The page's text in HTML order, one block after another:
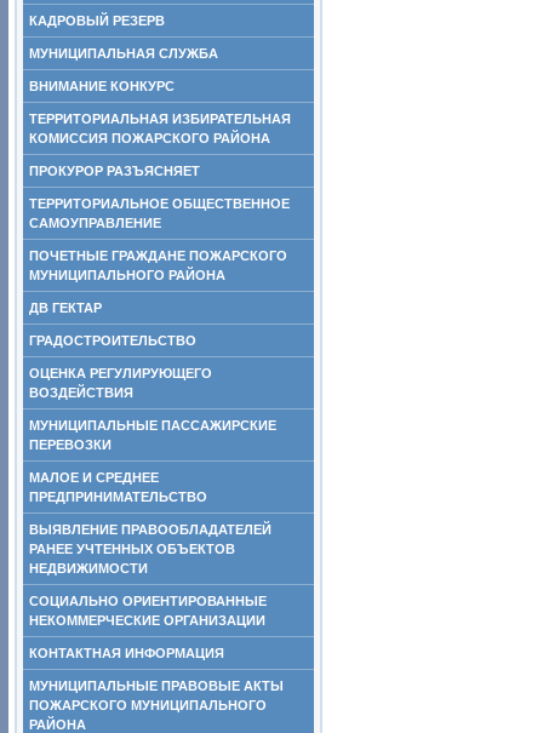
КАДРОВЫЙ РЕЗЕРВ
МУНИЦИПАЛЬНАЯ СЛУЖБА
ВНИМАНИЕ КОНКУРС
ТЕРРИТОРИАЛЬНАЯ ИЗБИРАТЕЛЬНАЯ
КОМИССИЯ ПОЖАРСКОГО РАЙОНА
ПРОКУРОР РАЗЪЯСНЯЕТ
ТЕРРИТОРИАЛЬНОЕ ОБЩЕСТВЕННОЕ
САМОУПРАВЛЕНИЕ
ПОЧЕТНЫЕ ГРАЖДАНЕ ПОЖАРСКОГО
МУНИЦИПАЛЬНОГО РАЙОНА
ДВ ГЕКТАР
ГРАДОСТРОИТЕЛЬСТВО
ОЦЕНКА РЕГУЛИРУЮЩЕГО
ВОЗДЕЙСТВИЯ
МУНИЦИПАЛЬНЫЕ ПАССАЖИРСКИЕ
ПЕРЕВОЗКИ
МАЛОЕ И СРЕДНЕЕ
ПРЕДПРИНИМАТЕЛЬСТВО
ВЫЯВЛЕНИЕ ПРАВООБЛАДАТЕЛЕЙ
РАНЕЕ УЧТЕННЫХ ОБЪЕКТОВ
НЕДВИЖИМОСТИ
СОЦИАЛЬНО ОРИЕНТИРОВАННЫЕ
НЕКОММЕРЧЕСКИЕ ОРГАНИЗАЦИИ
КОНТАКТНАЯ ИНФОРМАЦИЯ
МУНИЦИПАЛЬНЫЕ ПРАВОВЫЕ АКТЫ
ПОЖАРСКОГО МУНИЦИПАЛЬНОГО
РАЙОНА